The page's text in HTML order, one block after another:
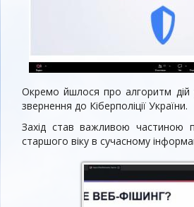
Окремо йшлося про алгоритм дій
звернення до Кіберполіції України.
Захід став важливою частиною
старшого віку в сучасному